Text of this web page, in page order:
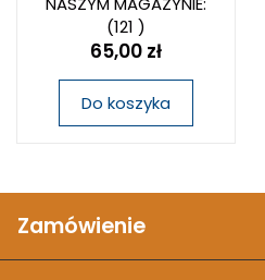
(121 )
65,00 zł
Do koszyka
Zamówienie